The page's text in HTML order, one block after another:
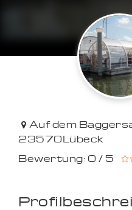
Auf dem
23570Lübeck
Bewertung: 0 / 5